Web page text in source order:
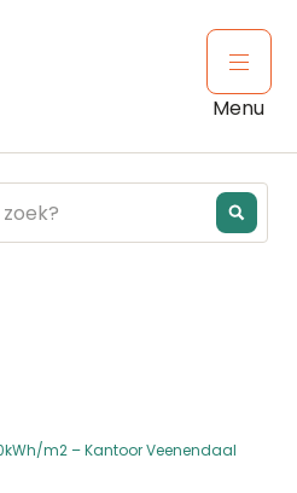
Open
Menu
m2 – Kantoor Veenendaal